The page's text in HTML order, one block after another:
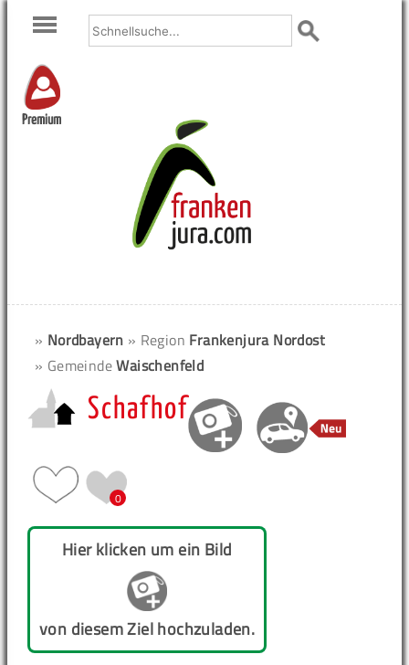
Premium
» Nordbayern » Region Frankenjura Nordost
» GemeindeWaischenfeld
Schafhof
0
Hier klicken um ein Bild
von diesem Ziel hochzuladen.